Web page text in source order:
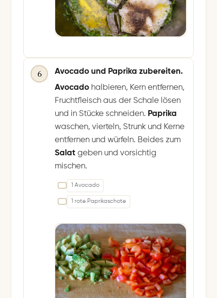
6
Avocado und Paprika zubereiten.
Avocado halbieren, Kern entfernen,
Fruchtfleisch aus der Schale lösen
und in Stücke schneiden. Paprika
waschen, vierteln, Strunk und Kerne
entfernen und würfeln. Beides zum
Salat geben und vorsichtig
mischen.
1 Avocado
1 rote Paprikaschote